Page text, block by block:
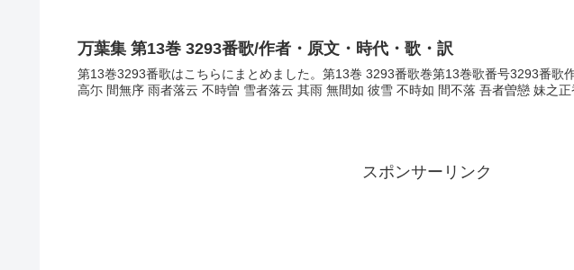
万葉集 第13巻 3293番歌/作者・原文・時代・歌・訳
第13巻3293番歌はこちらにまとめました。第13巻 3293番歌巻第13巻歌番号3293番歌
高尓 間無序 雨者落云 不時曽 雪者落云 其雨 無間如 彼雪 不時如 間不落 吾者曽戀 妹之正
スポンサーリンク